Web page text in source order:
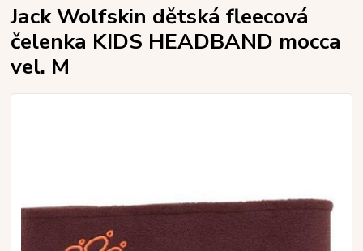
Jack Wolfskin dětská fleecová
čelenka KIDS HEADBAND mocca
vel. M